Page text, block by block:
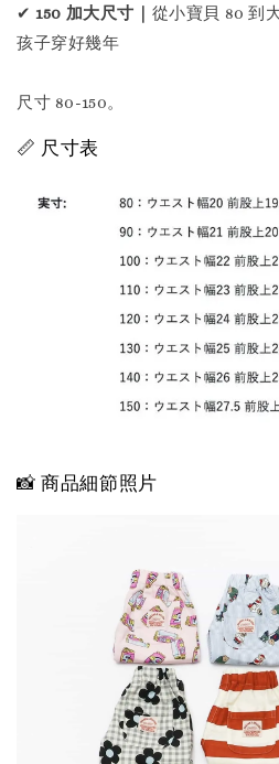
✔150 加大尺寸｜ 從小寶貝 80 到
孩子穿好幾年
尺寸 80-150。
📏 尺寸表
📸 商品細節照片